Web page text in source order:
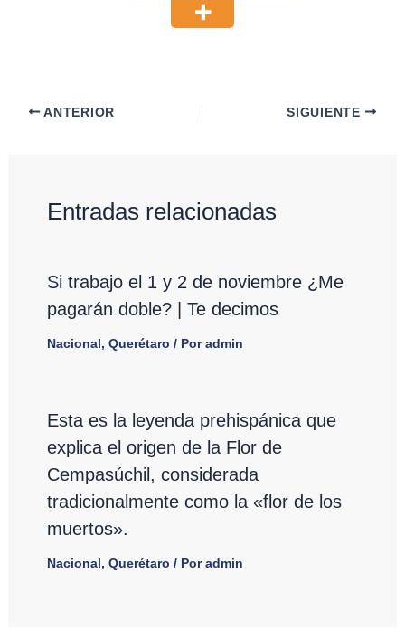
ANTERIOR SIGUIENTE
Entradas relacionadas
Si trabajo el 1 y 2 de noviembre ¿Me
pagarán doble? | Te decimos
Nacional, Querétaro / Poradmin
Esta es la leyenda prehispánica que
explica el origen de la Flor de
Cempasúchil, considerada
tradicionalmente como la «flor de los
muertos».
Nacional, Querétaro / Poradmin